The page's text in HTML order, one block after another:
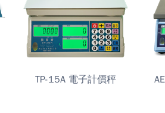
TP-15A 電子計價秤